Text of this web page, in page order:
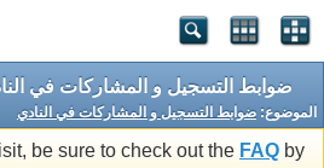
ضوابط التسجيل و المشاركات في
الموضوع: ضوابط التسجيل و المشاركات في النادي
be sure to check out the FAQ by